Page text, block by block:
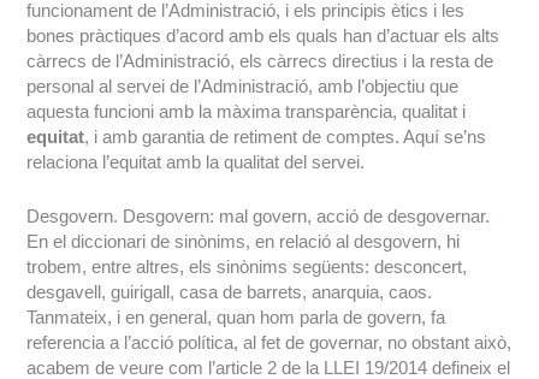
funcionament de l’Administració, i els principis ètics i les
bones pràctiques d’acord amb els quals han d’actuar els alts
càrrecs de l’Administració, els càrrecs directius i la resta de
personal al servei de l’Administració, amb l’objectiu que
aquesta funcioni amb la màxima transparència, qualitat i
equitat, i amb garantia de retiment de comptes. Aquí se’ns
relaciona l’equitat amb la qualitat del servei.
Desgovern. Desgovern: mal govern, acció de desgovernar.
En el diccionari de sinònims, en relació al desgovern, hi
trobem, entre altres, els sinònims següents: desconcert,
desgavell, guirigall, casa de barrets, anarquia, caos.
Tanmateix, i en general, quan hom parla de govern, fa
referencia a l’acció política, al fet de governar, no obstant això,
acabem de veure com l’article 2 de la LLEI 19/2014 defineix el